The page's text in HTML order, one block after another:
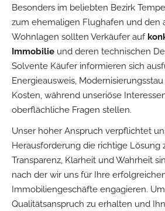
Besonders im beliebten Bezirk
zum ehemaligen Flughafen und den
Wohnlagen sollten Verkäufer auf
Immobilie und deren technischen
Solvente Käufer informieren sich
Energieausweis,
Kosten, während unseriöse
oberflächliche Fragen stellen.
Unser hoher Anspruch verpflichtet
Herausforderung die richtige Lösung
Transparenz, Klarheit und Wahrheit
nach der wir uns für Ihre
Immobiliengeschäfte engagieren.
Qualitätsanspruch zu erhalten und